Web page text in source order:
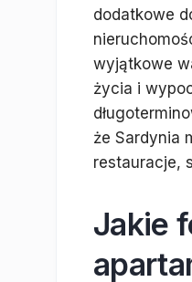
dodatkowe
wyjątkowe
życia i
że Sardynia
restauracje,
Jakie